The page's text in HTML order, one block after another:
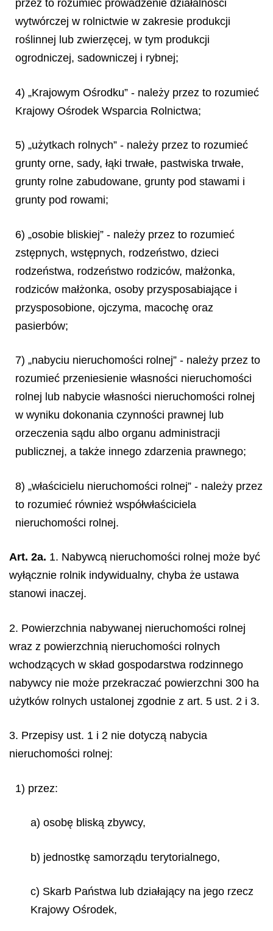
przez to rozumieć prowadzenie działalności
wytwórczej w rolnictwie w zakresie produkcji
roślinnej lub zwierzęcej, w tym produkcji
ogrodniczej, sadowniczej i rybnej;
4) „Krajowym Ośrodku” - należy przez to rozumieć
Krajowy Ośrodek Wsparcia Rolnictwa;
5) „użytkach rolnych” - należy przez to rozumieć
grunty orne, sady, łąki trwałe, pastwiska trwałe,
grunty rolne zabudowane, grunty pod stawami i
grunty pod rowami;
6) „osobie bliskiej” - należy przez to rozumieć
zstępnych, wstępnych, rodzeństwo, dzieci
rodzeństwa, rodzeństwo rodziców, małżonka,
rodziców małżonka, osoby przysposabiające i
przysposobione, ojczyma, macochę oraz
pasierbów;
7) „nabyciu nieruchomości rolnej” - należy przez to
rozumieć przeniesienie własności nieruchomości
rolnej lub nabycie własności nieruchomości rolnej
w wyniku dokonania czynności prawnej lub
orzeczenia sądu albo organu administracji
publicznej, a także innego zdarzenia prawnego;
8) „właścicielu nieruchomości rolnej” - należy przez
to rozumieć również współwłaściciela
nieruchomości rolnej.
Art. 2a. 1. Nabywcą nieruchomości rolnej może być
wyłącznie rolnik indywidualny, chyba że ustawa
stanowi inaczej.
2. Powierzchnia nabywanej nieruchomości rolnej
wraz z powierzchnią nieruchomości rolnych
wchodzących w skład gospodarstwa rodzinnego
nabywcy nie może przekraczać powierzchni 300 ha
użytków rolnych ustalonej zgodnie z art. 5 ust. 2 i 3.
3. Przepisy ust. 1 i 2 nie dotyczą nabycia
nieruchomości rolnej:
1) przez:
a) osobę bliską zbywcy,
b) jednostkę samorządu terytorialnego,
c) Skarb Państwa lub działający na jego rzecz
Krajowy Ośrodek,